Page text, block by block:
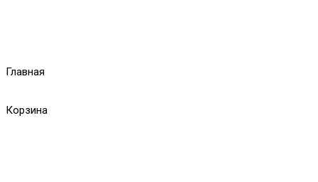
Главная
Корзина